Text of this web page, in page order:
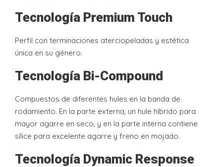
Tecnología Premium Touch
Perfil con terminaciones aterciopeladas y estética
única en su género.
Tecnología Bi-Compound
Compuestos de diferentes hules en la banda de
rodamiento. En la parte externa, un hule híbrido para
mayor agarre en seco, y en la parte interna contiene
sílice para excelente agarre y freno en mojado.
Tecnología Dynamic Response